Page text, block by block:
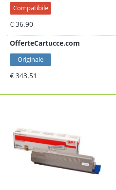
Compatibile
€ 36.90
OfferteCartucce.com
Originale
€ 343.51